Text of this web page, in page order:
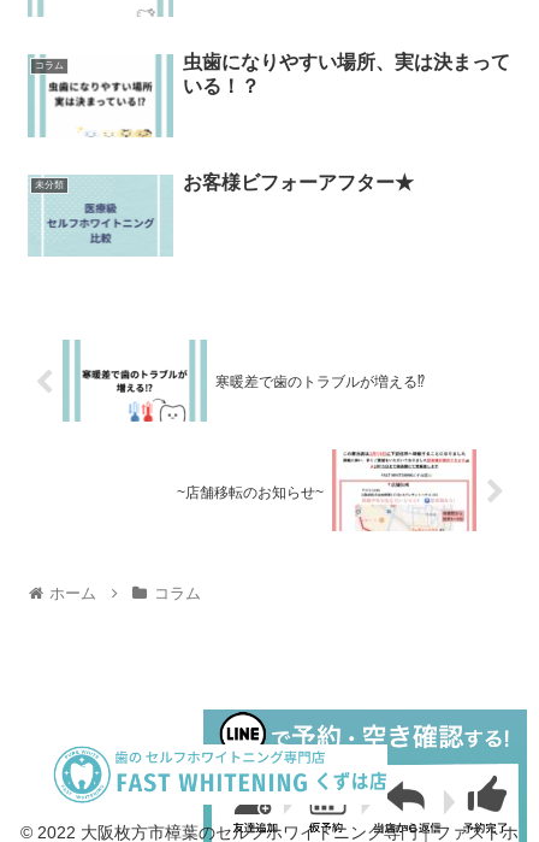
コラム
虫歯になりやすい場所、実は決まって
いる！？
未分類 お客様ビフォーアフター★
寒暖差で歯のトラブルが増える⁉︎
~店舗移転のお知らせ~
ホーム コラム
© 2022 大阪枚方市樟葉のセルフホワイトニング専門｜ファストホ